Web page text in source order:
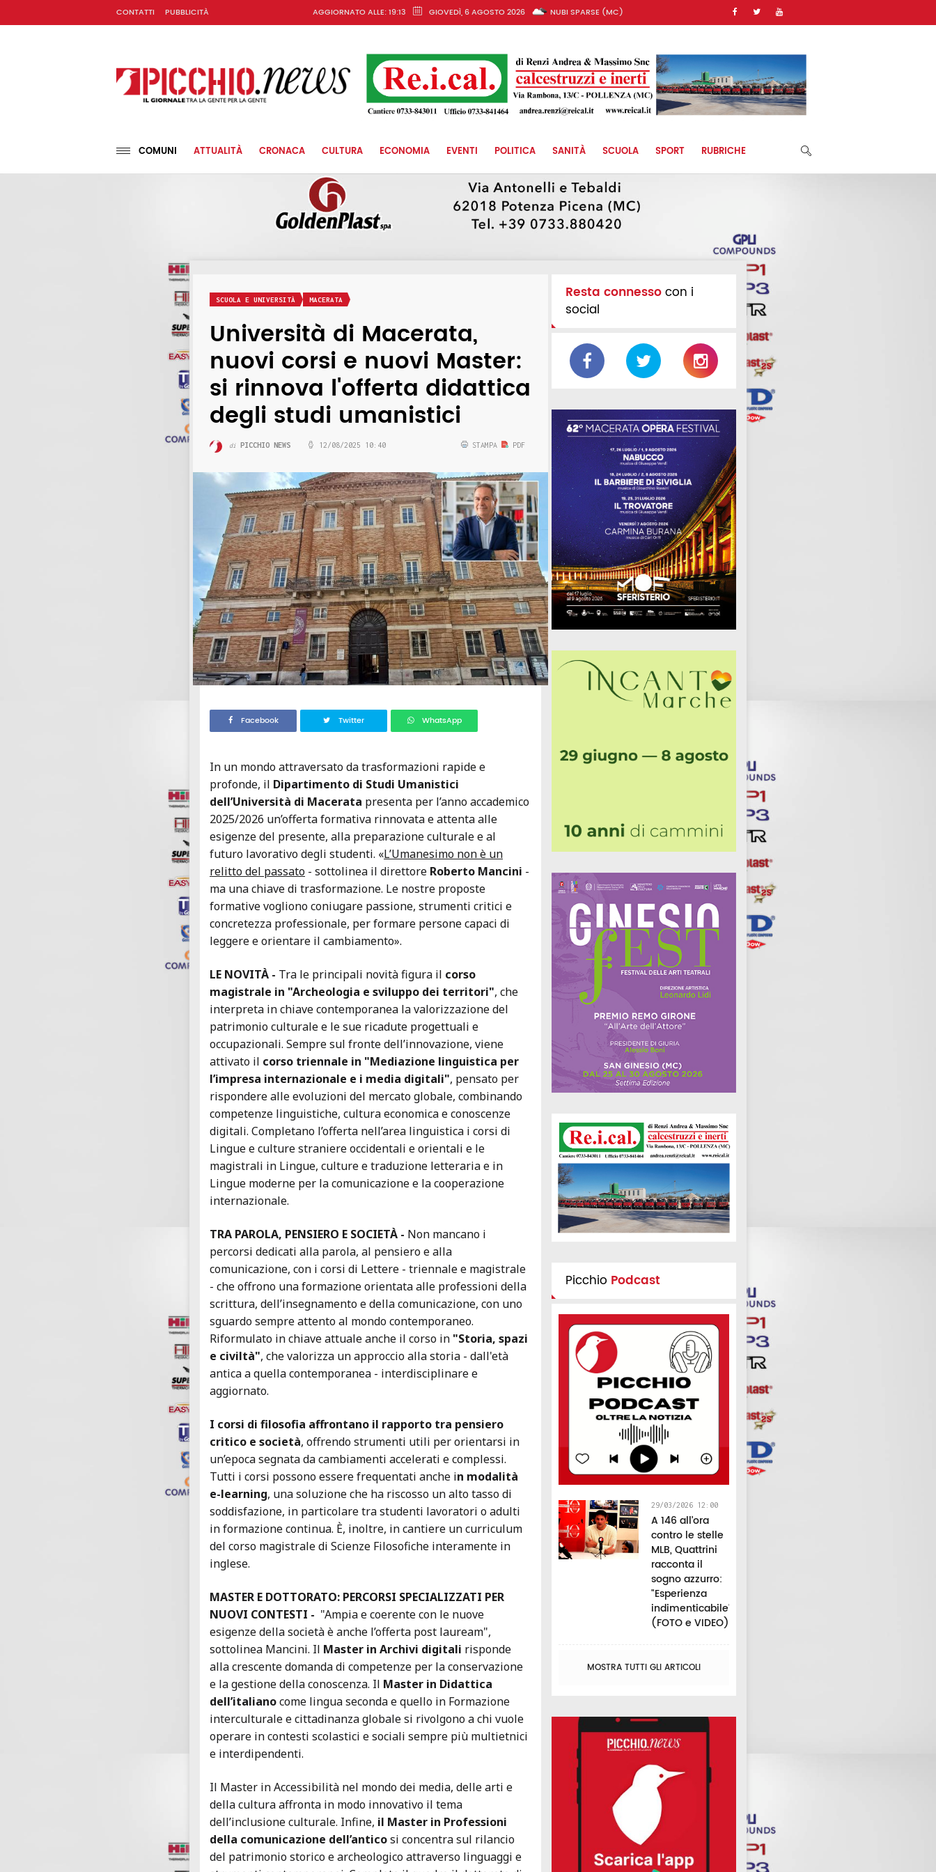
CONTATTI PUBBLICITÀ AGGIORNATO ALLE: 19:13 GIOVEDÌ, 6 AGOSTO 2026 NUBI SPARSE (MC)
COMUNI ATTUALITÀ CRONACA CULTURA ECONOMIA EVENTI POLITICA SANITÀ SCUOLA SPORT RUBRICHE
SCUOLA E UNIVERSITÀ MACERATA
Università di Macerata,
nuovi corsi e nuovi Master:
si rinnova l'offerta didattica
degli studi umanistici
di PICCHIO NEWS 12/08/2025 10:40 STAMPA PDF
Facebook Twitter WhatsApp
In un mondo attraversato da trasformazioni rapide e
profonde, il Dipartimento di Studi Umanistici
dell’Università di Macerata presenta per l’anno accademico
2025/2026 un’offerta formativa rinnovata e attenta alle
esigenze del presente, alla preparazione culturale e al
futuro lavorativo degli studenti. «L’Umanesimo non è un
relitto del passato - sottolinea il direttore Roberto Mancini -
ma una chiave di trasformazione. Le nostre proposte
formative vogliono coniugare passione, strumenti critici e
concretezza professionale, per formare persone capaci di
leggere e orientare il cambiamento».
LE NOVITÀ - Tra le principali novità figura il corso
magistrale in "Archeologia e sviluppo dei territori", che
interpreta in chiave contemporanea la valorizzazione del
patrimonio culturale e le sue ricadute progettuali e
occupazionali. Sempre sul fronte dell’innovazione, viene
attivato il corso triennale in "Mediazione linguistica per
l’impresa internazionale e i media digitali", pensato per
rispondere alle evoluzioni del mercato globale, combinando
competenze linguistiche, cultura economica e conoscenze
digitali. Completano l’offerta nell’area linguistica i corsi di
Lingue e culture straniere occidentali e orientali e le
magistrali in Lingue, culture e traduzione letteraria e in
Lingue moderne per la comunicazione e la cooperazione
internazionale.
TRA PAROLA, PENSIERO E SOCIETÀ - Non mancano i
percorsi dedicati alla parola, al pensiero e alla
comunicazione, con i corsi di Lettere - triennale e magistrale
- che offrono una formazione orientata alle professioni della
scrittura, dell’insegnamento e della comunicazione, con uno
sguardo sempre attento al mondo contemporaneo.
Riformulato in chiave attuale anche il corso in "Storia, spazi
e civiltà", che valorizza un approccio alla storia - dall'età
antica a quella contemporanea - interdisciplinare e
aggiornato.
I corsi di filosofia affrontano il rapporto tra pensiero
critico e società, offrendo strumenti utili per orientarsi in
un’epoca segnata da cambiamenti accelerati e complessi.
Tutti i corsi possono essere frequentati anche in modalità
e-learning, una soluzione che ha riscosso un alto tasso di
soddisfazione, in particolare tra studenti lavoratori o adulti
in formazione continua. È, inoltre, in cantiere un curriculum
del corso magistrale di Scienze Filosofiche interamente in
inglese.
MASTER E DOTTORATO: PERCORSI SPECIALIZZATI PER
NUOVI CONTESTI - "Ampia e coerente con le nuove
esigenze della società è anche l’offerta post lauream",
sottolinea Mancini. Il Master in Archivi digitali risponde
alla crescente domanda di competenze per la conservazione
e la gestione della conoscenza. Il Master in Didattica
dell’italianocome lingua seconda e quello in Formazione
interculturale e cittadinanza globale si rivolgono a chi vuole
operare in contesti scolastici e sociali sempre più multietnici
e interdipendenti.
Il Master in Accessibilità nel mondo dei media, delle arti e
della cultura affronta in modo innovativo il tema
dell’inclusione culturale. Infine, il Master in Professioni
della comunicazione dell’anticosi concentra sul rilancio
del patrimonio storico e archeologico attraverso linguaggi e
Resta connessocon i
social
Picchio Podcast
29/03/2026 12:00
A 146 all’ora
contro le stelle
MLB, Quattrini
racconta il
sogno azzurro:
"Esperienza
indimenticabile"
(FOTO e VIDEO)
MOSTRA TUTTI GLI ARTICOLI